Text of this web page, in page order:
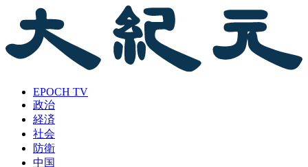
EPOCH TV
政治
経済
社会
防衛
中国